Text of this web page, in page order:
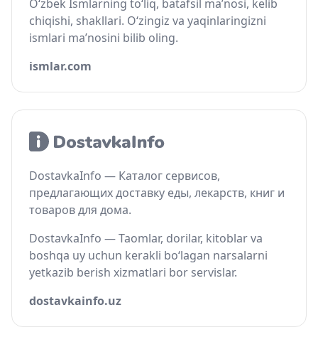
O‘zbek Ismlarning to‘liq, batafsil ma’nosi, kelib
chiqishi, shakllari. O‘zingiz va yaqinlaringizni
ismlari ma’nosini bilib oling.
ismlar.com
DostavkaInfo — Каталог сервисов,
предлагающих доставку еды, лекарств, книг и
товаров для дома.
DostavkaInfo — Taomlar, dorilar, kitoblar va
boshqa uy uchun kerakli bo‘lagan narsalarni
yetkazib berish xizmatlari bor servislar.
dostavkainfo.uz